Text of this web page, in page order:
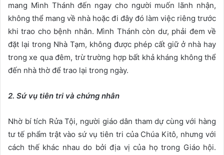
mang Mình Thánh đến ngay cho người muốn lãnh nhận,
không thể mang về nhà hoặc đi đây đó làm việc riêng trước
khi trao cho bệnh nhân. Mình Thánh còn dư, phải đem về
đặt lại trong Nhà Tạm, không được phép cất giữ ở nhà hay
trong xe qua đêm, trừ trường hợp bất khả kháng không thể
đến nhà thờ để trao lại trong ngày.
2. Sứ vụ tiên tri và chứng nhân
Nhờ bí tích Rửa Tội, người giáo dân tham dự cùng với hàng
tư tế phẩm trật vào sứ vụ tiên tri của Chúa Kitô, nhưng với
cách thế khác nhau do bởi địa vị của họ trong Giáo hội.